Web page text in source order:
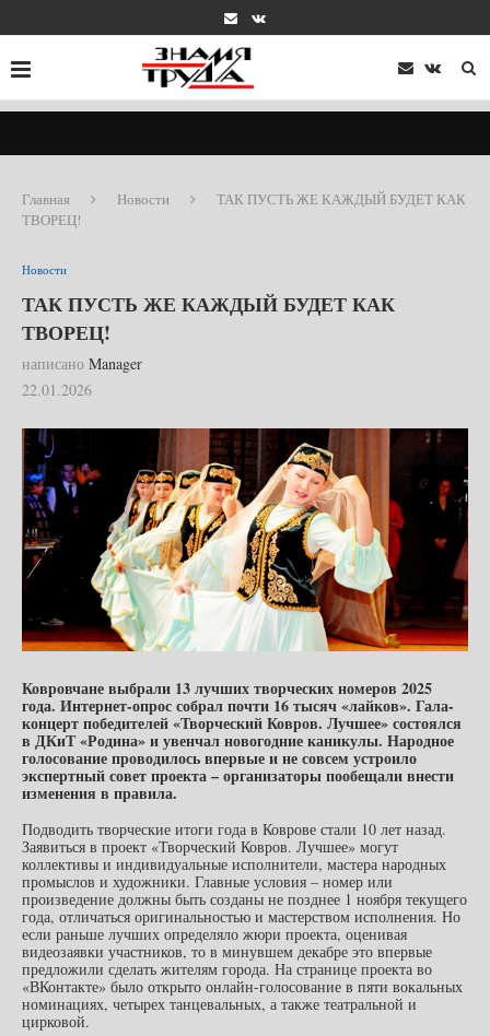
Главная Новости
ТАК ПУСТЬ ЖЕ КАЖДЫЙ БУДЕТ КАК
ТВОРЕЦ!
Новости
ТАК ПУСТЬ ЖЕ КАЖДЫЙ БУДЕТ КАК
ТВОРЕЦ!
написано Manager
22.01.2026
Ковровчане выбрали 13 лучших творческих номеров 2025
года. Интернет-опрос собрал почти 16 тысяч «лайков». Гала-
концерт победителей «Творческий Ковров. Лучшее» состоялся
в ДКиТ «Родина» и увенчал новогодние каникулы. Народное
голосование проводилось впервые и не совсем устроило
экспертный совет проекта – организаторы пообещали внести
изменения в правила.
Подводить творческие итоги года в Коврове стали 10 лет назад.
Заявиться в проект «Творческий Ковров. Лучшее» могут
коллективы и индивидуальные исполнители, мастера народных
промыслов и художники. Главные условия – номер или
произведение должны быть созданы не позднее 1 ноября текущего
года, отличаться оригинальностью и мастерством исполнения. Но
если раньше лучших определяло жюри проекта, оценивая
видеозаявки участников, то в минувшем декабре это впервые
предложили сделать жителям города. На странице проекта во
«ВКонтакте» было открыто онлайн-голосование в пяти вокальных
номинациях, четырех танцевальных, а также театральной и
цирковой.